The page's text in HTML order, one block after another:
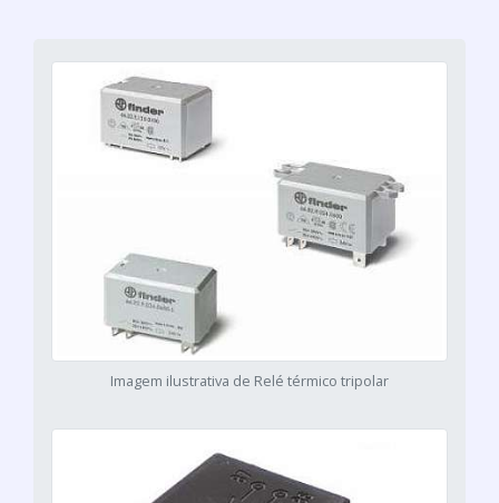
Imagem ilustrativa de Relé térmico tripolar